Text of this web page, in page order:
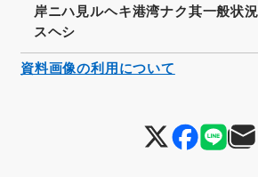
岸ニハ見ルヘキ港湾ナク其一般状
スヘシ
資料画像の利用について